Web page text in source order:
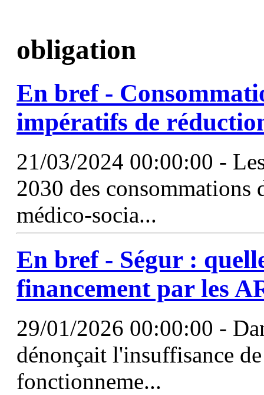
obligation
En bref -
impératifs de
21/03/2024 00:00:00 -
2030 des consommations
médico-socia...
En bref - Ségur :
financement par les
29/01/2026 00:00:00 -
dénonçait l'insuffisance
fonctionneme...